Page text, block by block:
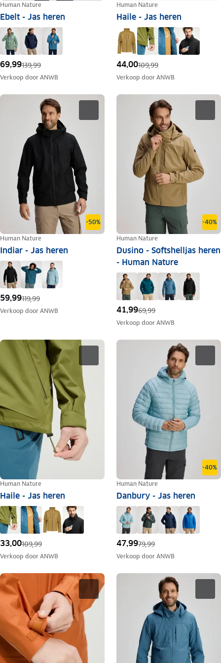
Human Nature
Ebelt - Jas heren
69,99139,99
Verkoop doorANWB
Human Nature
Haile - Jas heren
44,00109,99
Verkoop doorANWB
-50%
Human Nature
Indiar - Jas heren
59,99119,99
Verkoop doorANWB
-40%
Human Nature
Dusino - Softshelljas heren
- Human Nature
41,9969,99
Verkoop doorANWB
Human Nature
Haile - Jas heren
33,00109,99
Verkoop doorANWB
-40%
Human Nature
Danbury - Jas heren
47,9979,99
Verkoop doorANWB